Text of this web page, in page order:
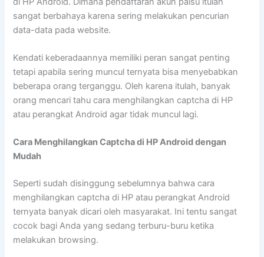
sangat berbahaya karena sering melakukan pencurian
data-data pada website.
Kendati keberadaannya memiliki peran sangat penting
tetapi apabila sering muncul ternyata bisa menyebabkan
beberapa orang terganggu. Oleh karena itulah, banyak
orang mencari tahu cara menghilangkan captcha di HP
atau perangkat Android agar tidak muncul lagi.
Cara Menghilangkan Captcha di HP Android dengan
Mudah
Seperti sudah disinggung sebelumnya bahwa cara
menghilangkan captcha di HP atau perangkat Android
ternyata banyak dicari oleh masyarakat. Ini tentu sangat
cocok bagi Anda yang sedang terburu-buru ketika
melakukan browsing.